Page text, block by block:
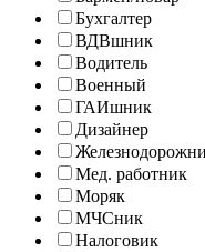
Бухгалтер
ВДВшник
Водитель
Военный
ГАИшник
Дизайнер
Мед. работник
Моряк
МЧСник
Налоговик